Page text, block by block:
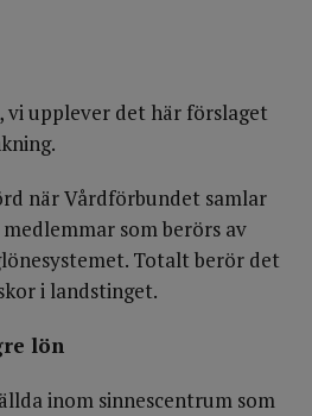
vi upplever det här förslaget
när Vårdförbundet samlar
som berörs av
Totalt berör det
i landstinget.
lön
inom sinnescentrum som